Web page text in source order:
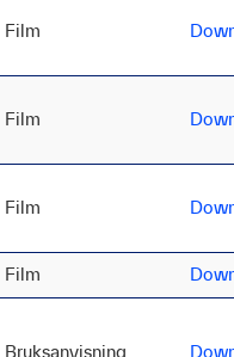
Film
Film
Film
Film
Bruksanvisning